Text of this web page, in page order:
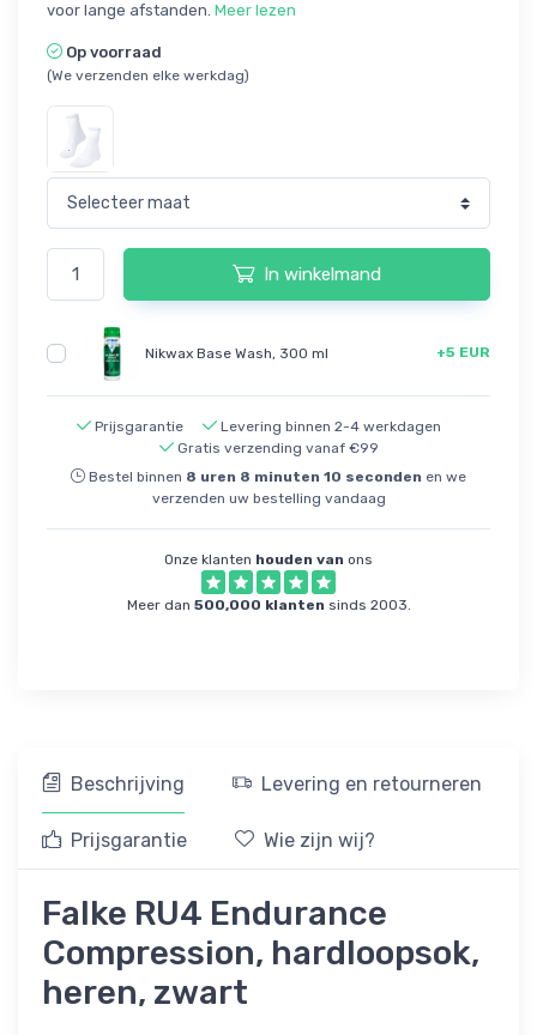
voor lange afstanden. Meer lezen
Op voorraad
(We verzenden elke werkdag)
In winkelmand
Nikwax Base Wash, 300 ml +5 EUR
Prijsgarantie
Levering binnen 2-4 werkdagen
Gratis verzending vanaf €99
Bestel binnen 8 uren 8 minuten 10 seconden en we
verzenden uw bestelling vandaag
Onze klanten houden van ons
Meer dan 500,000 klanten sinds 2003.
Beschrijving Levering en retourneren
Prijsgarantie Wie zijn wij?
Falke RU4 Endurance
Compression, hardloopsok,
heren, zwart